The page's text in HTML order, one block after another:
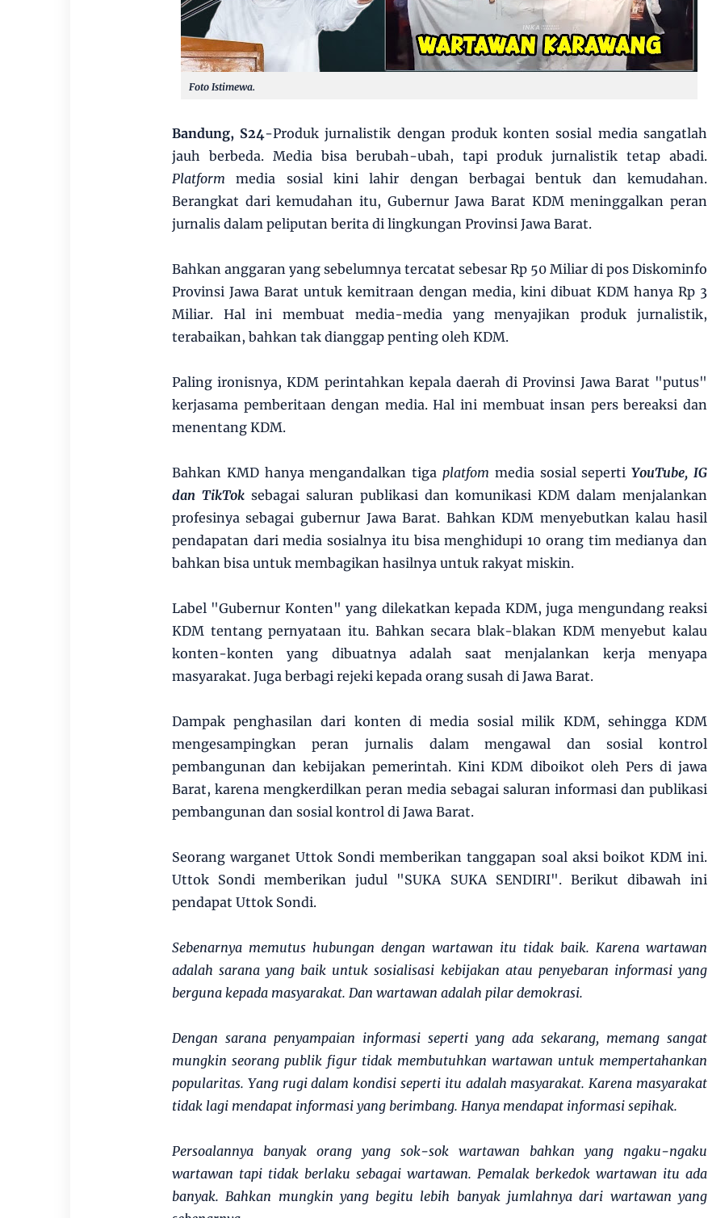
Foto Istimewa.
Bandung, S24-Produk jurnalistik dengan produk konten sosial media sangatlah
jauh berbeda. Media bisa berubah-ubah, tapi produk jurnalistik tetap abadi.
Platform media sosial kini lahir dengan berbagai bentuk dan kemudahan.
Berangkat dari kemudahan itu, Gubernur Jawa Barat KDM meninggalkan peran
jurnalis dalam peliputan berita di lingkungan Provinsi Jawa Barat.
Bahkan anggaran yang sebelumnya tercatat sebesar Rp 50 Miliar di pos Diskominfo
Provinsi Jawa Barat untuk kemitraan dengan media, kini dibuat KDM hanya Rp 3
Miliar. Hal ini membuat media-media yang menyajikan produk jurnalistik,
terabaikan, bahkan tak dianggap penting oleh KDM.
Paling ironisnya, KDM perintahkan kepala daerah di Provinsi Jawa Barat "putus"
kerjasama pemberitaan dengan media. Hal ini membuat insan pers bereaksi dan
menentang KDM.
Bahkan KMD hanya mengandalkan tiga platfom media sosial sepertiYouTube, IG
dan TikToksebagai saluran publikasi dan komunikasi KDM dalam menjalankan
profesinya sebagai gubernur Jawa Barat. Bahkan KDM menyebutkan kalau hasil
pendapatan dari media sosialnya itu bisa menghidupi 10 orang tim medianya dan
bahkan bisa untuk membagikan hasilnya untuk rakyat miskin.
Label "Gubernur Konten" yang dilekatkan kepada KDM, juga mengundang reaksi
KDM tentang pernyataan itu. Bahkan secara blak-blakan KDM menyebut kalau
konten-konten yang dibuatnya adalah saat menjalankan kerja menyapa
masyarakat. Juga berbagi rejeki kepada orang susah di Jawa Barat.
Dampak penghasilan dari konten di media sosial milik KDM, sehingga KDM
mengesampingkan peran jurnalis dalam mengawal dan sosial kontrol
pembangunan dan kebijakan pemerintah. Kini KDM diboikot oleh Pers di jawa
Barat, karena mengkerdilkan peran media sebagai saluran informasi dan publikasi
pembangunan dan sosial kontrol di Jawa Barat.
Seorang warganet Uttok Sondi memberikan tanggapan soal aksi boikot KDM ini.
Uttok Sondi memberikan judul "SUKA SUKA SENDIRI". Berikut dibawah ini
pendapat Uttok Sondi.
Sebenarnya memutus hubungan dengan wartawan itu tidak baik. Karena wartawan
adalah sarana yang baik untuk sosialisasi kebijakan atau penyebaran informasi yang
berguna kepada masyarakat. Dan wartawan adalah pilar demokrasi.
Dengan sarana penyampaian informasi seperti yang ada sekarang, memang sangat
mungkin seorang publik figur tidak membutuhkan wartawan untuk mempertahankan
popularitas. Yang rugi dalam kondisi seperti itu adalah masyarakat. Karena masyarakat
tidak lagi mendapat informasi yang berimbang. Hanya mendapat informasi sepihak.
Persoalannya banyak orang yang sok-sok wartawan bahkan yang ngaku-ngaku
wartawan tapi tidak berlaku sebagai wartawan. Pemalak berkedok wartawan itu ada
banyak. Bahkan mungkin yang begitu lebih banyak jumlahnya dari wartawan yang